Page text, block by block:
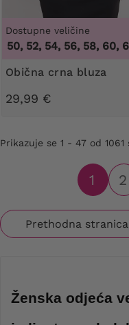
Dostupne veličine
52, 54, 56, 58, 60, 62,
Obična crna bluza
29,99 €
Prikazuje se 1 - 47 od 1061
1 2
Prethodna stranica
Ženska odjeća